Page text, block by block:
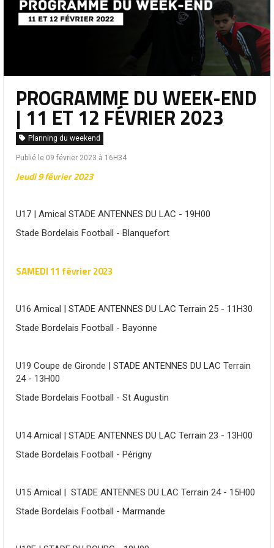
PROGRAMME DU WEEK-END
| 11 ET 12 FÉVRIER 2023
Planning du weekend
Publié le 09 février 2023 à 16H34
Jeudi 9 février 2023
U17 | Amical STADE ANTENNES DU LAC - 19H00
Stade Bordelais Football - Blanquefort
SAMEDI 11 février 2023
U16 Amical | STADE ANTENNES DU LAC Terrain 25 - 11H30
Stade Bordelais Football - Bayonne
U19 Coupe de Gironde | STADE ANTENNES DU LAC Terrain
24 - 13H00
Stade Bordelais Football - St Augustin
U14 Amical | STADE ANTENNES DU LAC Terrain 23 - 13H00
Stade Bordelais Football - Périgny
U15 Amical | STADE ANTENNES DU LAC Terrain 24 - 15H00
Stade Bordelais Football - Marmande